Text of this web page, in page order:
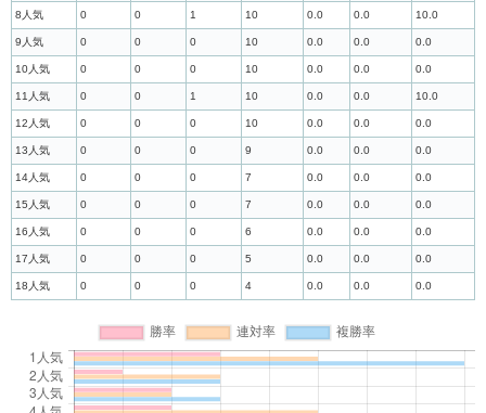
8人気 0 0 1 10 0.0 0.0 10.0
9人気 0 0 0 10 0.0 0.0 0.0
10人気 0 0 0 10 0.0 0.0 0.0
11人気 0 0 1 10 0.0 0.0 10.0
12人気 0 0 0 10 0.0 0.0 0.0
13人気 0 0 0 9 0.0 0.0 0.0
14人気 0 0 0 7 0.0 0.0 0.0
15人気 0 0 0 7 0.0 0.0 0.0
16人気 0 0 0 6 0.0 0.0 0.0
17人気 0 0 0 5 0.0 0.0 0.0
18人気 0 0 0 4 0.0 0.0 0.0